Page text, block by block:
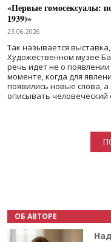
«Первые гомосексуалы:
1939)»
23.06.2026
Так называется
Художественном музее
речь идет не о появлении
моменте, когда для
появились новые слова,
описывать человеческий
ОБ АВТОРЕ